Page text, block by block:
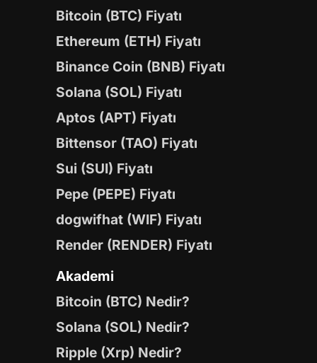
Bitcoin (BTC) Fiyatı
Ethereum (ETH) Fiyatı
Binance Coin (BNB) Fiyatı
Solana (SOL) Fiyatı
Aptos (APT) Fiyatı
Bittensor (TAO) Fiyatı
Sui (SUI) Fiyatı
Pepe (PEPE) Fiyatı
dogwifhat (WIF) Fiyatı
Render (RENDER) Fiyatı
Akademi
Bitcoin (BTC) Nedir?
Solana (SOL) Nedir?
Ripple (Xrp) Nedir?